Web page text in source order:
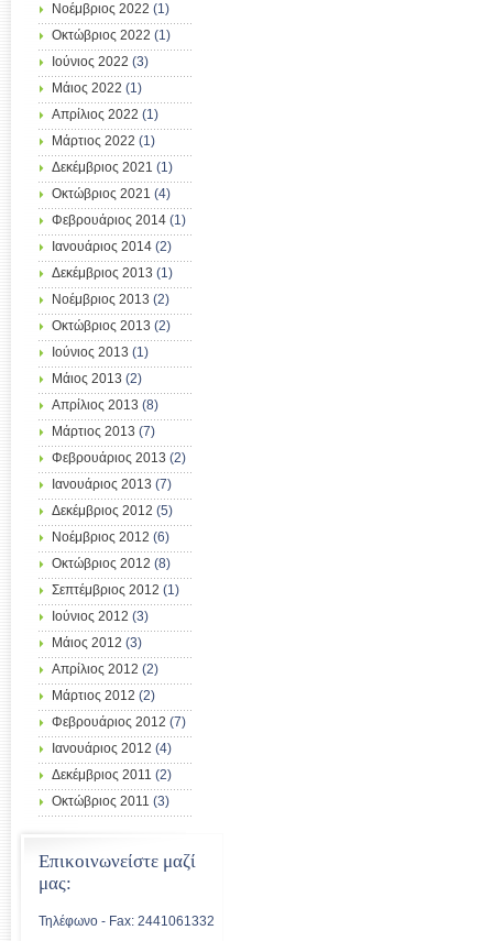
Νοέμβριος 2022 (1)
Οκτώβριος 2022 (1)
Ιούνιος 2022 (3)
Μάιος 2022 (1)
Απρίλιος 2022 (1)
Μάρτιος 2022 (1)
Δεκέμβριος 2021 (1)
Οκτώβριος 2021 (4)
Φεβρουάριος 2014 (1)
Ιανουάριος 2014 (2)
Δεκέμβριος 2013 (1)
Νοέμβριος 2013 (2)
Οκτώβριος 2013 (2)
Ιούνιος 2013 (1)
Μάιος 2013 (2)
Απρίλιος 2013 (8)
Μάρτιος 2013 (7)
Φεβρουάριος 2013 (2)
Ιανουάριος 2013 (7)
Δεκέμβριος 2012 (5)
Νοέμβριος 2012 (6)
Οκτώβριος 2012 (8)
Σεπτέμβριος 2012 (1)
Ιούνιος 2012 (3)
Μάιος 2012 (3)
Απρίλιος 2012 (2)
Μάρτιος 2012 (2)
Φεβρουάριος 2012 (7)
Ιανουάριος 2012 (4)
Δεκέμβριος 2011 (2)
Οκτώβριος 2011 (3)
Επικοινωνείστε μαζί
μας:
Τηλέφωνο - Fax: 2441061332